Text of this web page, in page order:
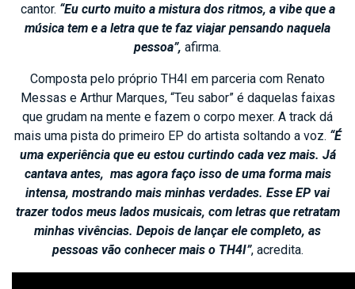
cantor. “Eu curto muito a mistura dos ritmos, a vibe que a
música tem e a letra que te faz viajar pensando naquela
pessoa”, afirma.
Composta pelo próprio TH4I em parceria com Renato
Messas e Arthur Marques, “Teu sabor” é daquelas faixas
que grudam na mente e fazem o corpo mexer. A track dá
mais uma pista do primeiro EP do artista soltando a voz. “É
uma experiência que eu estou curtindo cada vez mais. Já
cantava antes, mas agora faço isso de uma forma mais
intensa, mostrando mais minhas verdades. Esse EP vai
trazer todos meus lados musicais, com letras que retratam
minhas vivências. Depois de lançar ele completo, as
pessoas vão conhecer mais o TH4I”, acredita.